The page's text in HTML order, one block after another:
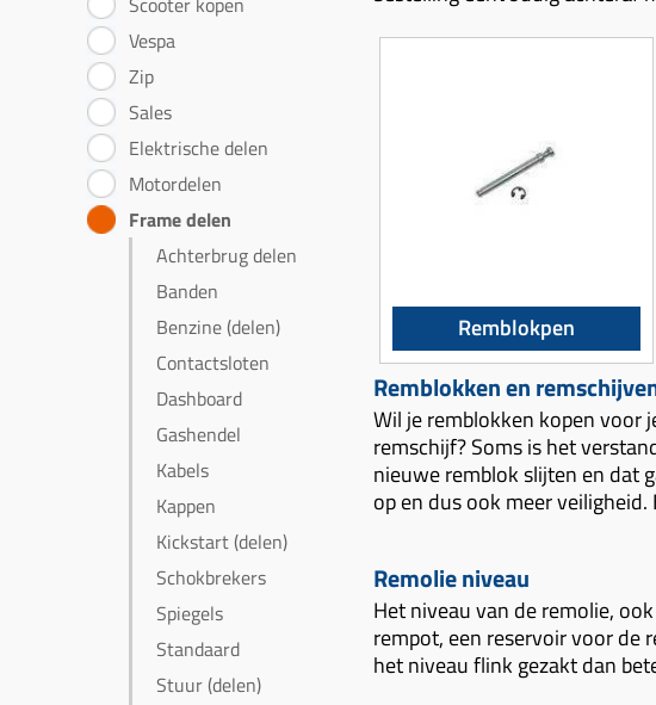
Vespa
Zip
Sales
Elektrische delen
Motordelen
Frame delen
Achterbrug delen
Banden
Benzine (delen)
Contactsloten
Dashboard
Gashendel
Kabels
Kappen
Kickstart (delen)
Schokbrekers
Spiegels
Standaard
Stuur (delen)
Remblokpen
Remblokken en
Wil je remblokken kopen voor
remschijf? Soms is het
nieuwe remblok slijten en dat
op en dus ook meer
Remolie niveau
Het niveau van de remolie,
rempot, een reservoir voor de
het niveau flink gezakt dan